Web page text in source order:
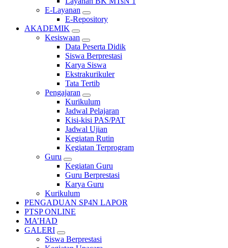
E-Layanan
E-Repository
AKADEMIK
Kesiswaan
Data Peserta Didik
Siswa Berprestasi
Karya Siswa
Ekstrakurikuler
Tata Tertib
Pengajaran
Kurikulum
Jadwal Pelajaran
Kisi-kisi PAS/PAT
Jadwal Ujian
Kegiatan Rutin
Kegiatan Terprogram
Guru
Kegiatan Guru
Guru Berprestasi
Karya Guru
Kurikulum
PENGADUAN SP4N LAPOR
PTSP ONLINE
MA’HAD
GALERI
Siswa Berprestasi